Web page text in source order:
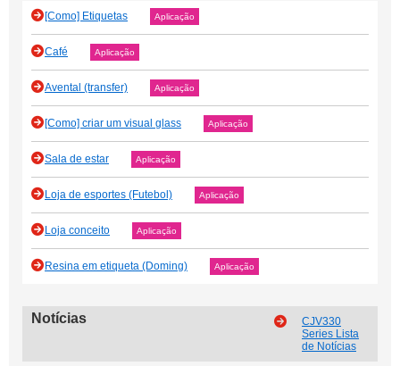
[Como] Etiquetas Aplicação
Café Aplicação
Avental (transfer) Aplicação
[Como] criar um visual glass Aplicação
Sala de estar Aplicação
Loja de esportes (Futebol) Aplicação
Loja conceito Aplicação
Resina em etiqueta (Doming) Aplicação
Notícias
CJV330
Series Lista
de Notícias